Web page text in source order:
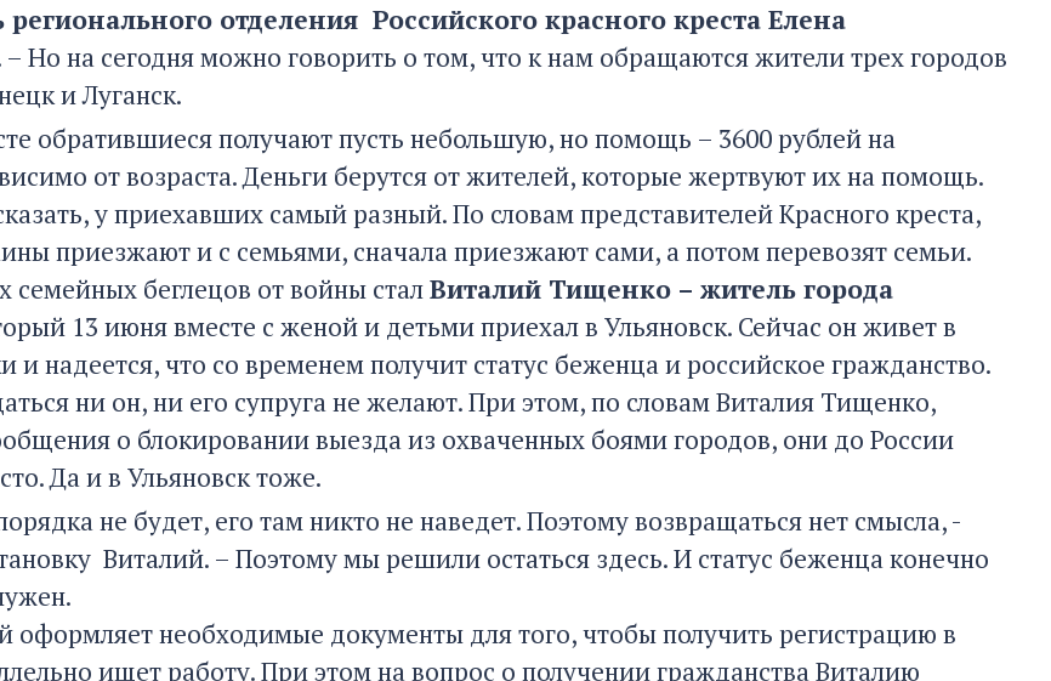
регионального отделения Российского красного креста Елена
– Но на сегодня можно говорить о том, что к нам обращаются жители трех городов
и Луганск.
обратившиеся получают пусть небольшую, но помощь – 3600 рублей на
от возраста. Деньги берутся от жителей, которые жертвуют их на помощь.
у приехавших самый разный. По словам представителей Красного креста,
приезжают и с семьями, сначала приезжают сами, а потом перевозят семьи.
семейных беглецов от войны сталВиталий Тищенко – житель города
13 июня вместе с женой и детьми приехал в Ульяновск. Сейчас он живет в
и надеется, что со временем получит статус беженца и российское гражданство.
ни он, ни его супруга не желают. При этом, по словам Виталия Тищенко,
о блокировании выезда из охваченных боями городов, они до России
Да и в Ульяновск тоже.
не будет, его там никто не наведет. Поэтому возвращаться нет смысла, -
Виталий. – Поэтому мы решили остаться здесь. И статус беженца конечно
оформляет необходимые документы для того, чтобы получить регистрацию в
ищет работу. При этом на вопрос о получении гражданства Виталию